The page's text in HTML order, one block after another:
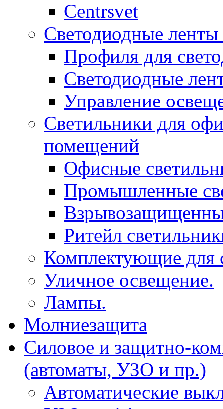
Centrsvet
Светодиодные
Профиля для
Светодиодные
Управление
Светильники для
помещений
Офисные
Промышленные
Ритейл
Комплектующие для
Уличное освещение.
Лампы.
Молниезащита
Силовое и защитно-
(автоматы, УЗО и пр.)
Автоматические